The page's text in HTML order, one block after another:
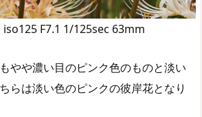
F7.1 1/125sec 63mm
やや濃い目のピンク色のものと淡い
らは淡い色のピンクの彼岸花となり